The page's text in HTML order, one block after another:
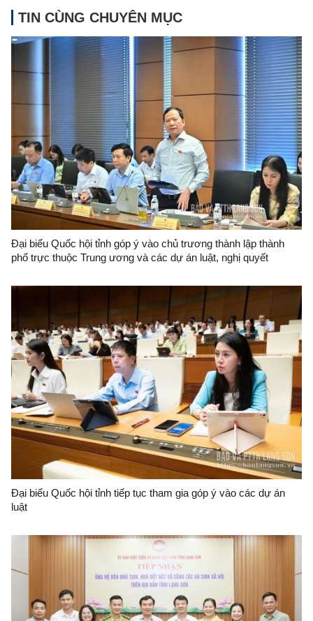
TIN CÙNG CHUYÊN MỤC
Đại biểu Quốc hội tỉnh góp ý vào chủ trương thành lập thành
phố trực thuộc Trung ương và các dự án luật, nghị quyết
Đại biểu Quốc hội tỉnh tiếp tục tham gia góp ý vào các dự án
luật